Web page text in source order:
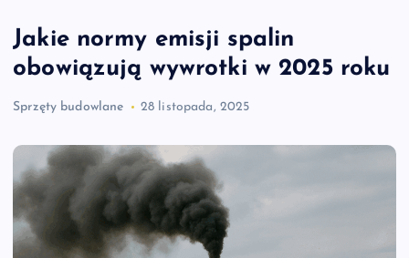
Jakie normy emisji spalin
obowiązują wywrotki w 2025 roku
Sprzęty budowlane 28 listopada, 2025